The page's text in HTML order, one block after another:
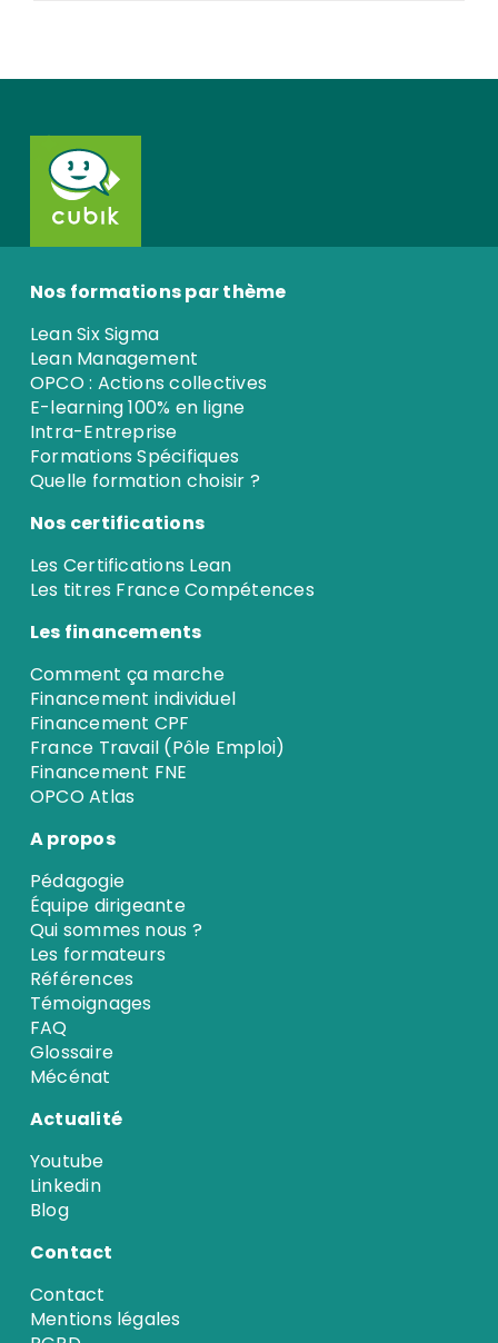
Nos formations par thème
Lean Six Sigma
Lean Management
OPCO : Actions collectives
E-learning 100% en ligne
Intra-Entreprise
Formations Spécifiques
Quelle formation choisir ?
Nos certifications
Les Certifications Lean
Les titres France Compétences
Les financements
Comment ça marche
Financement individuel
Financement CPF
France Travail (Pôle Emploi)
Financement FNE
OPCO Atlas
A propos
Pédagogie
Équipe dirigeante
Qui sommes nous ?
Les formateurs
Références
Témoignages
FAQ
Glossaire
Mécénat
Actualité
Youtube
Linkedin
Blog
Contact
Contact
Mentions légales
for: